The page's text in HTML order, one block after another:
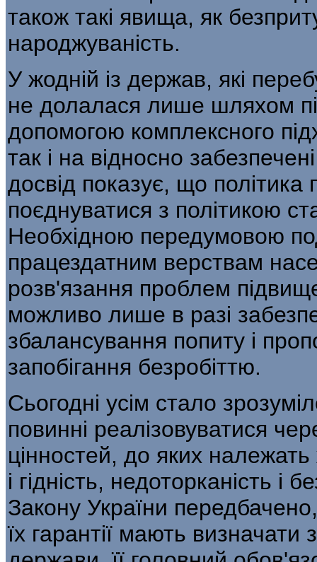
також такі явища, як
народжуваність.
У жодній із держав, які
не долалася лише шляхом
допомогою комплексного
так і на відносно
досвід показує, що політика
поєднуватися з політикою
Необхідною передумовою
працездатним верствам
розв'язання проблем
можливо лише в разі
збалансування попиту і
запобігання безробіттю.
Сьогодні усім стало
повинні реалізовуватися
цінностей, до яких
і гідність, недоторканість і
Закону України
їх гарантії мають визначати